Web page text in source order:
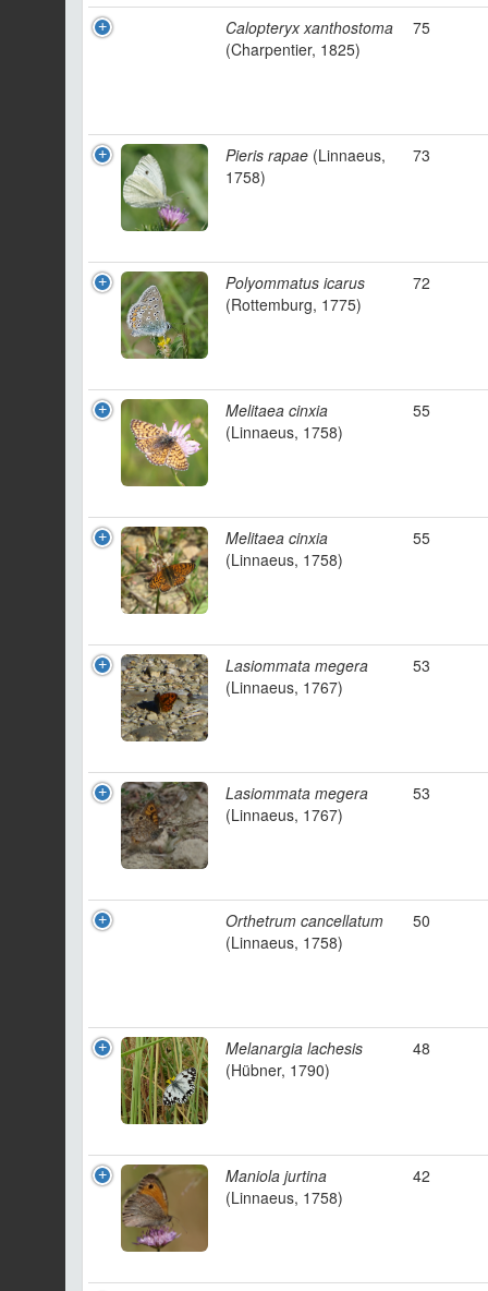
Calopteryx xanthostoma
(Charpentier, 1825)
75
Pieris rapae (Linnaeus,
1758)
73
Polyommatus icarus
(Rottemburg, 1775)
72
Melitaea cinxia
(Linnaeus, 1758)
55
Melitaea cinxia
(Linnaeus, 1758)
55
Lasiommata megera
(Linnaeus, 1767)
53
Lasiommata megera
(Linnaeus, 1767)
53
Orthetrum cancellatum
(Linnaeus, 1758)
50
Melanargia lachesis
(Hübner, 1790)
48
Maniola jurtina
(Linnaeus, 1758)
42